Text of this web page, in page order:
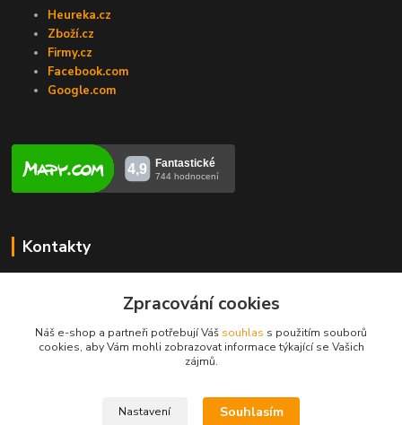
Heureka.cz
Zboží.cz
Firmy.cz
Facebook.com
Google.com
Kontakty
+420731448913
info@opravakotlu.cz
Zpracování cookies
Náš e-shop a partneři potřebují Váš souhlas s použitím souborů
cookies, aby Vám mohli zobrazovat informace týkající se Vašich
zájmů.
Nastavení Souhlasím